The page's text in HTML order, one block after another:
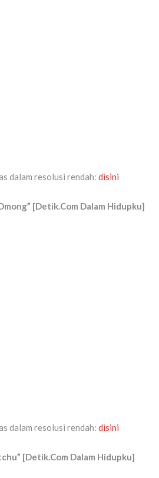
dalam resolusi rendah: disini
[Detik.Com Dalam Hidupku]
dalam resolusi rendah: disini
[Detik.Com Dalam Hidupku]